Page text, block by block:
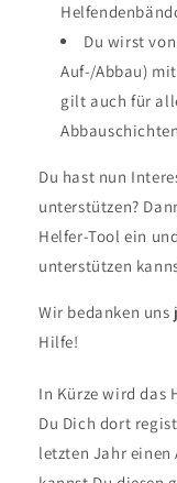
Du wirst
Auf-/Abbau)
gilt auch für
Du hast nun
unterstützen?
Helfer-Tool ein
unterstützen
Wir bedanken uns
Hilfe!
In Kürze wird das
Du Dich dort
letzten Jahr einen